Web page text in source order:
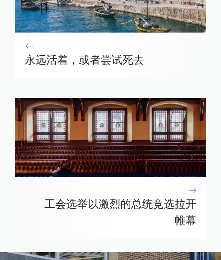
永远活着，或者尝试死去
工会选举以激烈的总统竞选拉开
帷幕